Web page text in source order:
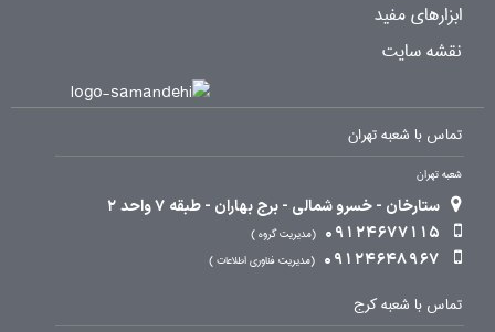
ابزارهای مفید
نقشه سایت
تماس با شعبه تهران
شعبه تهران
ستارخان - خسرو شمالی - برج بهاران - طبقه 7 واحد 2
09124677115
مدیریت گروه
09124648967 مدیریت فناوری اطلاعات
تماس با شعبه کرج